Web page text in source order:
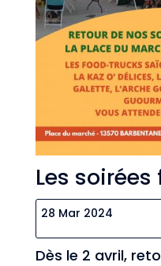
Les
28 Mar 2024
Dès le 2 avril,